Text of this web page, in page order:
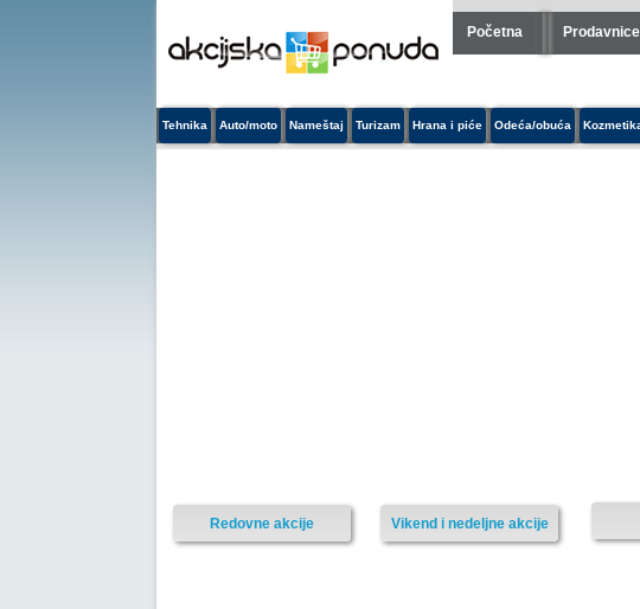
Početna Prodavnice
Tehnika Auto/moto Nameštaj Turizam Hrana i piće Odeća/obuća
Vikend i nedeljne akcije
Redovne akcije